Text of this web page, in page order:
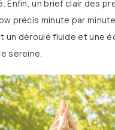
Enfin, un brief clair des
précis minute par minute
un déroulé fluide et une
sereine.